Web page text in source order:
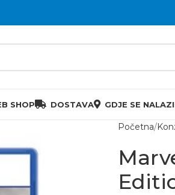
SHOP DOSTAVA GDJE SE
Početna